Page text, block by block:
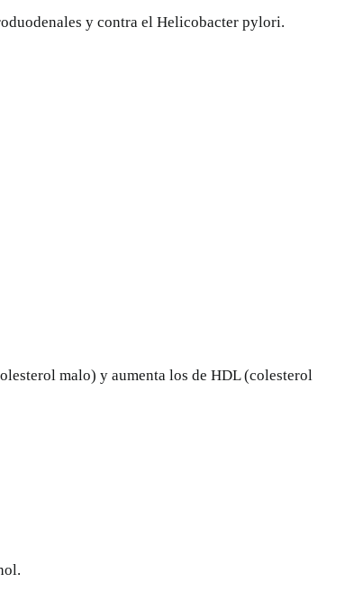
y contra el Helicobacter pylori.
malo) y aumenta los de HDL (colesterol